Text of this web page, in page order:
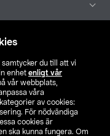
samtycker du till att vi
enhet enligt vår
vår webbplats,
våra
av cookies:
För nödvändiga
cookies är
ska kunna fungera. Om